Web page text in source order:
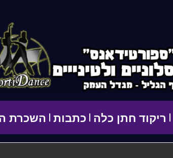
ריקוד חתן כלה כתבות השכרת